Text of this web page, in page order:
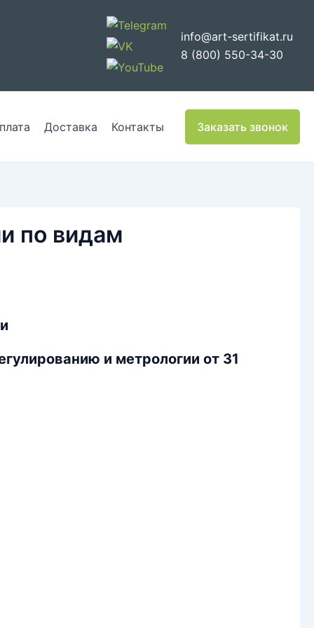
info@art-sertifikat.ru
8 (800) 550-34-30
Доставка Контакты Заказать звонок
по видам
и метрологии от 31